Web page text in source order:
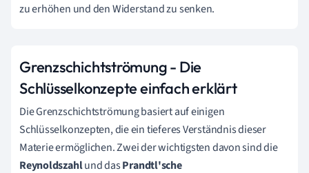
zu erhöhen und den Widerstand zu senken.
Grenzschichtströmung - Die
Schlüsselkonzepte einfach erklärt
Die Grenzschichtströmung basiert auf einigen
Schlüsselkonzepten, die ein tieferes Verständnis dieser
Materie ermöglichen. Zwei der wichtigsten davon sind die
Reynoldszahlund dasPrandtl'sche